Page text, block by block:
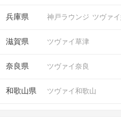
だけ
について
兵庫県 神戸ラウンジ ツヴァ
滋賀県 ツヴァイ草津
奈良県 ツヴァイ奈良
和歌山県 ツヴァイ和歌山